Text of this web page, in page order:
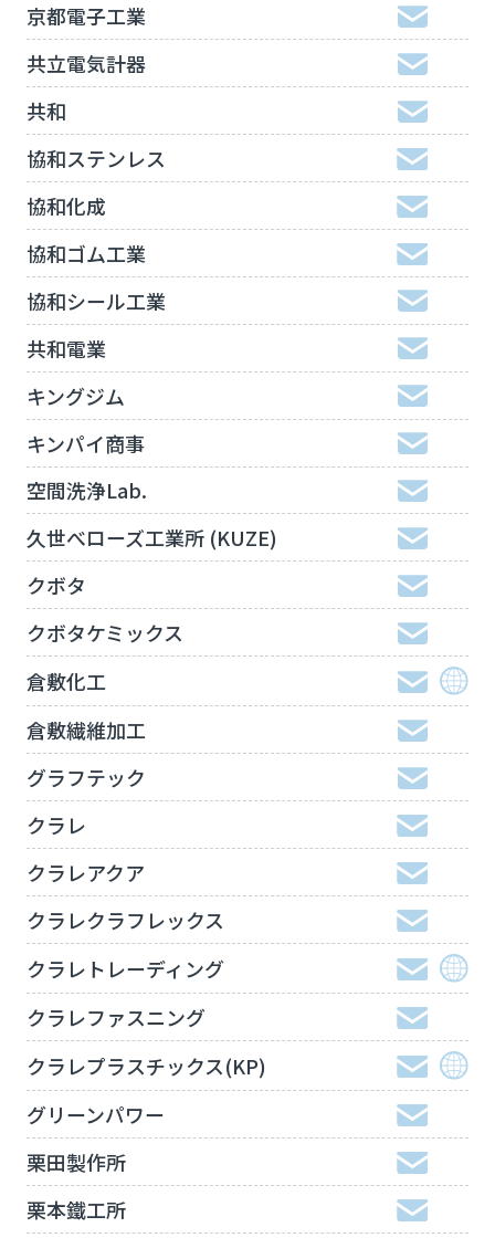
京都電子工業
共立電気計器
共和
協和ステンレス
協和化成
協和ゴム工業
協和シール工業
共和電業
キングジム
キンパイ商事
空間洗浄Lab.
久世べローズ工業所 (KUZE)
クボタ
クボタケミックス
倉敷化工
倉敷繊維加工
グラフテック
クラレ
クラレアクア
クラレクラフレックス
クラレトレーディング
クラレファスニング
クラレプラスチックス(KP)
グリーンパワー
栗田製作所
栗本鐵工所